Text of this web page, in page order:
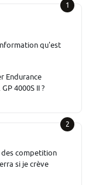
1
qu'est
Endurance
4000S II ?
2
competition
si je crève